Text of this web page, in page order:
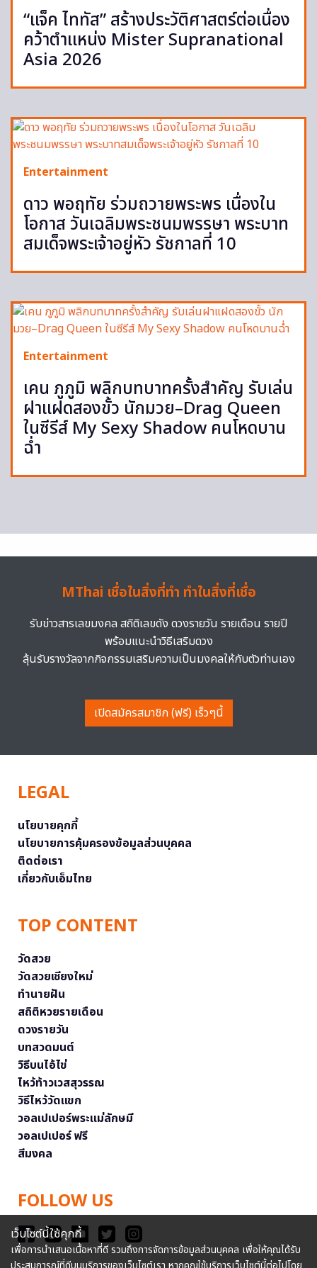
“แจ็ค ไททัส” สร้างประวัติศาสตร์ต่อเนื่อง
คว้าตำแหน่ง Mister Supranational
Asia 2026
Entertainment
ดาว พอฤทัย ร่วมถวายพระพร เนื่องใน
โอกาส วันเฉลิมพระชนมพรรษา พระบาท
สมเด็จพระเจ้าอยู่หัว รัชกาลที่ 10
Entertainment
เคน ภูภูมิ พลิกบทบาทครั้งสำคัญ รับเล่น
ฝาแฝดสองขั้ว นักมวย–Drag Queen
ในซีรีส์ My Sexy Shadow คนโหดบาน
ฉ่ำ
MThai เชื่อในสิ่งที่ทำ ทำในสิ่งที่เชื่อ
รับข่าวสารเลขมงคล สถิติเลขดัง ดวงรายวัน รายเดือน รายปี
พร้อมแนะนำวิธีเสริมดวง
ลุ้นรับรางวัลจากกิจกรรมเสริมความเป็นมงคลให้กับตัวท่านเอง
เปิดสมัครสมาชิก (ฟรี) เร็วๆนี้
LEGAL
นโยบายคุกกี้
นโยบายการคุ้มครองข้อมูลส่วนบุคคล
ติดต่อเรา
เกี่ยวกับเอ็มไทย
TOP CONTENT
วัดสวย
วัดสวยเชียงใหม่
ทำนายฝัน
สถิติหวยรายเดือน
ดวงรายวัน
บทสวดมนต์
วิธีบนไอ้ไข่
ไหว้ท้าวเวสสุวรรณ
วิธีไหว้วัดแขก
วอลเปเปอร์พระแม่ลักษมี
วอลเปเปอร์ ฟรี
สีมงคล
FOLLOW US
เว็บไซต์นี้ใช้คุกกี้
เพื่อการนำเสนอเนื้อหาที่ดี รวมถึงการจัดการข้อมูลส่วนบุคคล เพื่อให้คุณได้รับ